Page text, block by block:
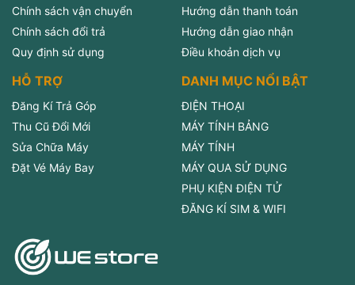
Chính sách vận chuyển
Chính sách đổi trả
Quy định sử dụng
Hướng dẫn thanh toán
Hướng dẫn giao nhận
Điều khoản dịch vụ
HỖ TRỢ
Đăng Kí Trả Góp
Thu Cũ Đổi Mới
Sửa Chữa Máy
Đặt Vé Máy Bay
DANH MỤC NỔI BẬT
ĐIỆN THOẠI
MÁY TÍNH BẢNG
MÁY TÍNH
MÁY QUA SỬ DỤNG
PHỤ KIỆN ĐIỆN TỬ
ĐĂNG KÍ SIM & WIFI